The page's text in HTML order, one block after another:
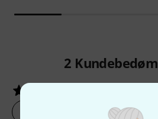
2
lav en vurdering af produktet